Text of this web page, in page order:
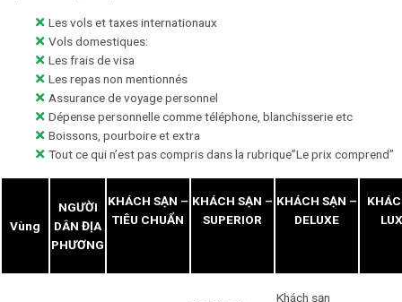
Les vols et taxes internationaux
Vols domestiques:
Les frais de visa
Les repas non mentionnés
Assurance de voyage personnel
Dépense personnelle comme téléphone, blanchisserie etc
Boissons, pourboire et extra
Tout ce qui n’est pas compris dans la rubrique”Le prix comprend”
Vùng
NGƯỜI
DÂN ĐỊA
PHƯƠNG
KHÁCH SẠN –
TIÊU CHUẨN
KHÁCH SẠN –
SUPERIOR
KHÁCH SẠN –
DELUXE
Khách sạn